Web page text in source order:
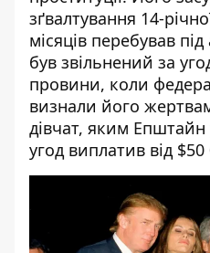
зґвалтування 14-
місяців перебував
був звільнений за
провини, коли
визнали його
дівчат, яким
угод виплатив від